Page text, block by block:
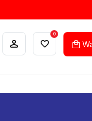
0